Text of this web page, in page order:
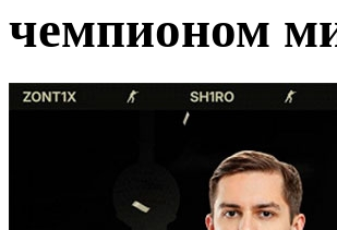
чемпионом